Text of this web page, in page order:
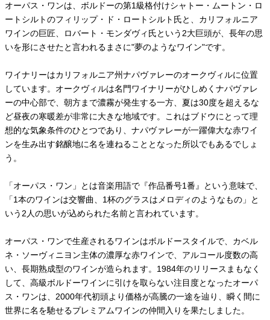
オーパス・ワンは、ボルドーの第1級格付けシャトー・ムートン・ロ
ートシルトのフィリップ・ド・ロートシルト氏と、カリフォルニア
ワインの巨匠、ロバート・モンダヴィ氏という2大巨頭が、長年の思
いを形にさせたと言われるまさに"夢のようなワイン"です。
ワイナリーはカリフォルニア州ナパヴァレーのオークヴィルに位置
しています。オークヴィルは名門ワイナリーがひしめくナパヴァレ
ーの中心部で、朝方まで濃霧が発生する一方、夏は30度を超えるな
ど昼夜の寒暖差が非常に大きな地域です。これはブドウにとって理
想的な気象条件のひとつであり、ナパヴァレーが一躍偉大な赤ワイ
ンを生み出す銘醸地に名を連ねることとなった所以でもあるでしょ
う。
「オーパス・ワン」とは音楽用語で『作品番号1番』という意味で、
「1本のワインは交響曲、1杯のグラスはメロディのようなもの」と
いう2人の思いが込められた名前と言われています。
オーパス・ワンで生産されるワインはボルドースタイルで、カベル
ネ・ソーヴィニヨン主体の濃厚な赤ワインで、アルコール度数の高
い、長期熟成型のワインが造られます。1984年のリリースまもなく
して、高級ボルドーワインに引けを取らない注目度となったオーパ
ス・ワンは、2000年代初頭より価格が高騰の一途を辿り、瞬く間に
世界に名を馳せるプレミアムワインの仲間入りを果たしました。